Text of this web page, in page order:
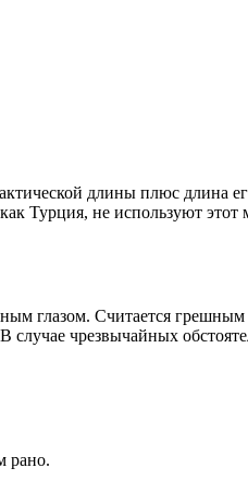
длины плюс длина
Турция, не используют этот
глазом. Считается грешным
чрезвычайных
рано.